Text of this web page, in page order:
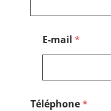
E-mail *
Téléphone*